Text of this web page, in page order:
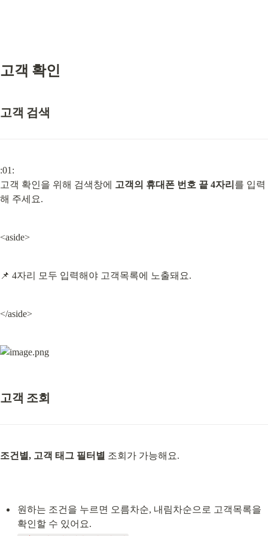
고객 확인
고객 검색
:01:
고객 확인을 위해 검색창에
고객의 휴대폰 번호 끝 4자리 를 입력
해 주세요.
<aside>
📌 4자리 모두 입력해야 고객목록에 노출돼요.
</aside>
고객 조회
조건별, 고객 태그 필터별 조회가 가능해요.
원하는 조건을 누르면 오름차순, 내림차순으로 고객목록을